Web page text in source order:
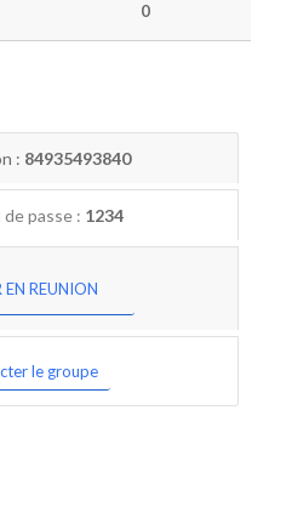
0
: 84935493840
passe : 1234
EN REUNION
le groupe